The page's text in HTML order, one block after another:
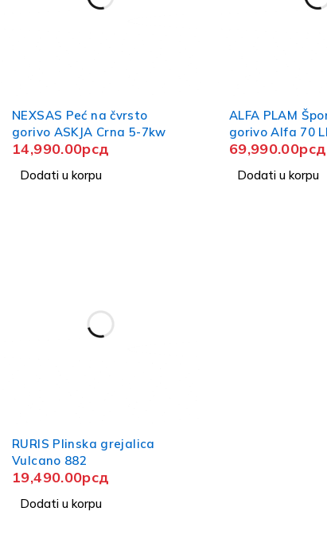
NEXSAS Peć na čvrsto
gorivo ASKJA Crna 5-7kw
14,990.00рсд
Dodati u korpu
ALFA PLAM
gorivo Alfa 70
69,990.00рсд
Dodati u korpu
RURIS Plinska grejalica
Vulcano 882
19,490.00рсд
Dodati u korpu